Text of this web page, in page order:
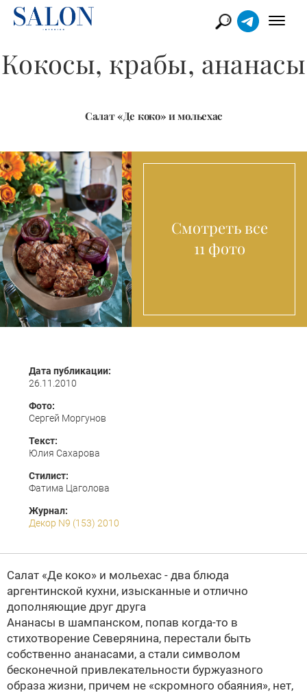
Кокосы, крабы, ананасы
Салат «Де коко» и мольехас
Смотреть все
11 фото
Дата публикации:
26.11.2010
Фото:
Сергей Моргунов
Текст:
Юлия Сахарова
Стилист:
Фатима Цаголова
Журнал:
Декор N9 (153) 2010
Салат «Де коко» и мольехас - два блюда
аргентинской кухни, изысканные и отлично
дополняющие друг друга
Ананасы в шампанском, попав когда-то в
стихотворение Северянина, перестали быть
собственно ананасами, а стали символом
бесконечной привлекательности буржуазного
образа жизни, причем не «скромного обаяния», нет,